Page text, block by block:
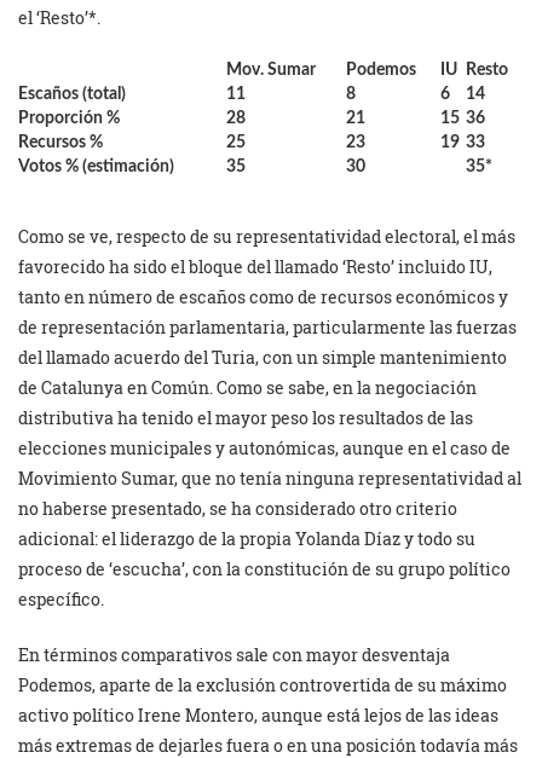
el ‘Resto’*.
Mov. Sumar Podemos IU
Resto
Escaños (total)
11 8 6
14
Proporción %
28 21 15 36
Recursos %
25 23 19 33
Votos % (estimación)
35 30 35*
Como se ve, respecto de su representatividad electoral, el más
favorecido ha sido el bloque del llamado ‘Resto’ incluido IU,
tanto en número de escaños como de recursos económicos y
de representación parlamentaria, particularmente las fuerzas
del llamado acuerdo del Turia, con un simple mantenimiento
de Catalunya en Común. Como se sabe, en la negociación
distributiva ha tenido el mayor peso los resultados de las
elecciones municipales y autonómicas, aunque en el caso de
Movimiento Sumar, que no tenía ninguna representatividad al
no haberse presentado, se ha considerado otro criterio
adicional: el liderazgo de la propia Yolanda Díaz y todo su
proceso de ‘escucha’, con la constitución de su grupo político
específico.
En términos comparativos sale con mayor desventaja
Podemos, aparte de la exclusión controvertida de su máximo
activo político Irene Montero, aunque está lejos de las ideas
más extremas de dejarles fuera o en una posición todavía más